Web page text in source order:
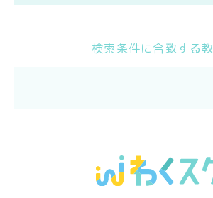
検索条件に合致する